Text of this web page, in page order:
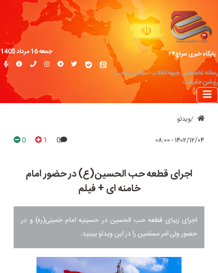
پایگاه خبری سراج۲۴
رسانه تخصصی جبهه انقلاب اسلامی؛ روایت
روشن حقیقت
جمعه 16 مرداد 1405
ویدئو
۱۴۰۲/۱۲/۰۴ - ۰۸:۰۰ 0
1
0
اجرای قطعه حب الحسین(ع) در حضور امام
خامنه ای + فیلم
اجرای زیبای قطعه حب الحسین در حسینیه امام خمینی(ره) و در
حضور ولی امر مسلمین را در این ویدئو ببینید.